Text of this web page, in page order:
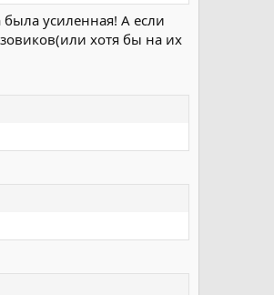
усиленная! А если
хотя бы на их